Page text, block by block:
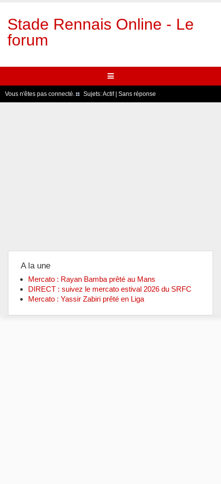
Stade Rennais Online - Le
forum
Vous n'êtes pas connecté. Sujets:Actif| Sans réponse
A la une
Mercato : Rayan Bamba prêté au Mans
DIRECT : suivez le mercato estival 2026 du SRFC
Mercato : Yassir Zabiri prêté en Liga